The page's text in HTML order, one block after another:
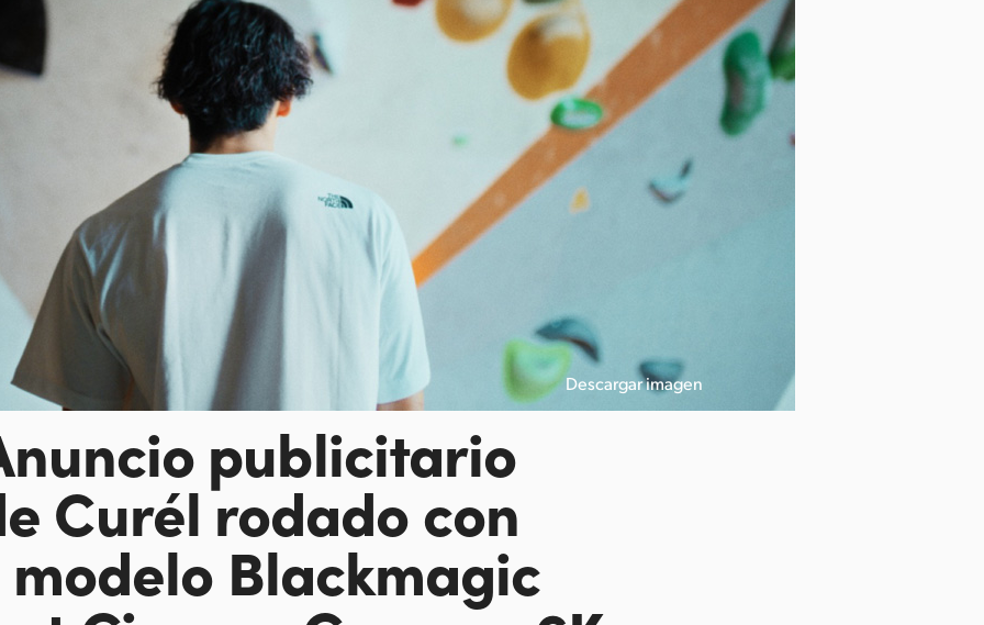
Descargar imagen
publicitario
Curél rodado con
Blackmagic